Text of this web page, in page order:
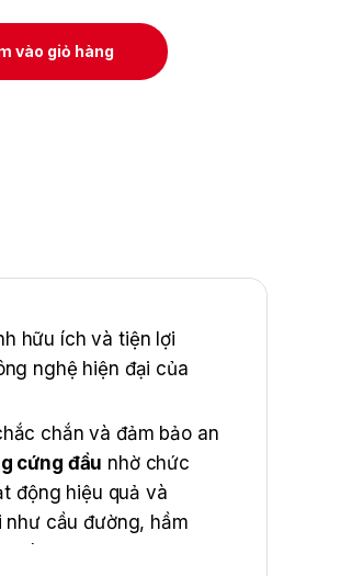
DTW181Z quantity
vào giỏ hàng
hữu ích và tiện lợi
nghệ hiện đại của
chắn và đảm bảo an
cứng đầu nhờ chức
động hiệu quả và
cầu đường, hầm